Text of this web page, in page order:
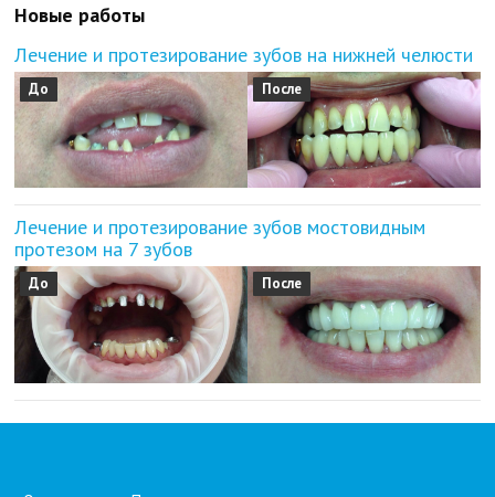
Новые работы
Лечение и протезирование зубов на нижней челюсти
До После
Лечение и протезирование зубов мостовидным
протезом на 7 зубов
До После